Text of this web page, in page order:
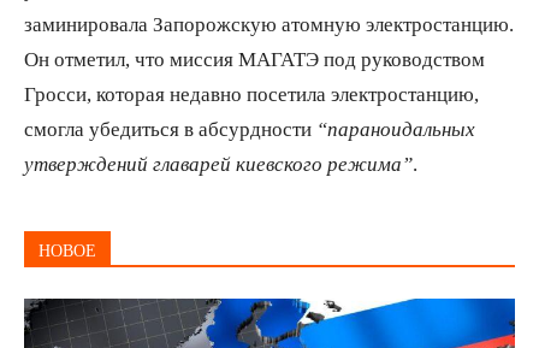
заминировала Запорожскую атомную электростанцию.
Он отметил, что миссия МАГАТЭ под руководством
Гросси, которая недавно посетила электростанцию,
смогла убедиться в абсурдности “параноидальных
утверждений главарей киевского режима”
НОВОЕ